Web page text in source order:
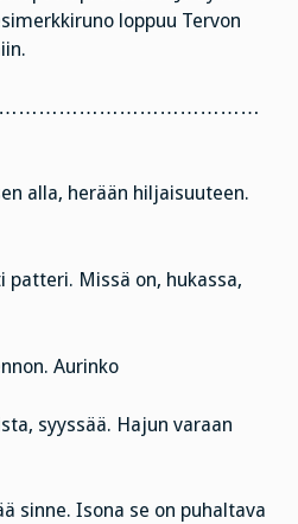
loppuu Tervon
alla, herään hiljaisuuteen.
Missä on, hukassa,
Aurinko
syyssää. Hajun varaan
sinne. Isona se on puhaltava